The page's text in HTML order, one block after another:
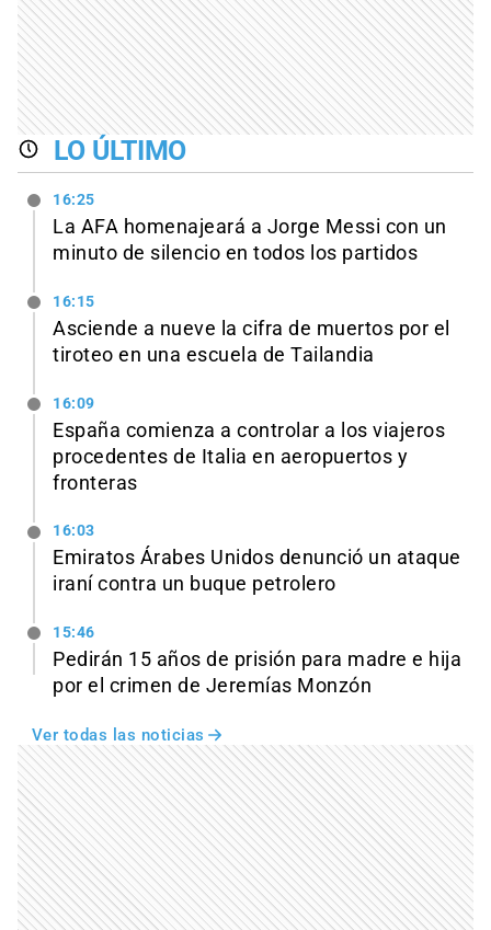
LO ÚLTIMO
16:25
La AFA homenajeará a Jorge Messi con un
minuto de silencio en todos los partidos
16:15
Asciende a nueve la cifra de muertos por el
tiroteo en una escuela de Tailandia
16:09
España comienza a controlar a los viajeros
procedentes de Italia en aeropuertos y
fronteras
16:03
Emiratos Árabes Unidos denunció un ataque
iraní contra un buque petrolero
15:46
Pedirán 15 años de prisión para madre e hija
por el crimen de Jeremías Monzón
Ver todas las noticias